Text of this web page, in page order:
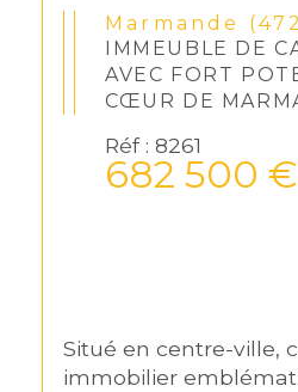
Marmande
IMMEUBLE DE
AVEC FORT
CŒUR DE
Réf : 8261
682 500 €
Situé en centre-ville,
immobilier